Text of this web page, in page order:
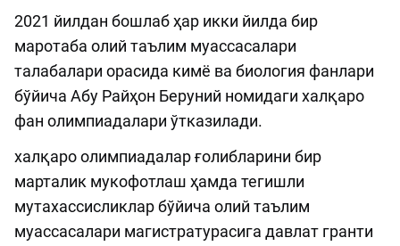
2021 йилдан бошлаб ҳар икки йилда бир
маротаба олий таълим муассасалари
талабалари орасида кимё ва биология фанлари
бўйича Абу Райҳон Беруний номидаги халқаро
фан олимпиадалари ўтказилади.
халқаро олимпиадалар ғолибларини бир
марталик мукофотлаш ҳамда тегишли
мутахассисликлар бўйича олий таълим
муассасалари магистратурасига давлат гранти